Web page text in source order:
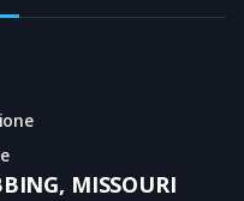
MISSOURI